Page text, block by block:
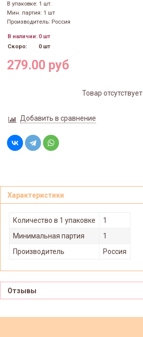
В упаковке: 1 шт.
Мин. партия: 1 шт
Производитель: Россия
В наличии: 0 шт
Скоро:
0 шт
279.00 руб
Товар отсутствует
Добавить в сравнение
Характеристики
Количество в 1 упаковке
1
Минимальная партия
1
Производитель
Россия
Отзывы